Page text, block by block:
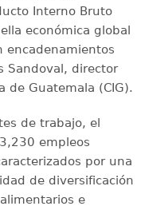
Interno Bruto
económica global
encadenamientos
Sandoval, director
de Guatemala (CIG).
de trabajo, el
empleos
por una
de diversificación
e